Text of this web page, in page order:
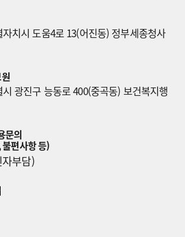
치시 도움4로 13(어진동) 정부세종청사
광진구 능동로 400(중곡동) 보건복지행
문의
편사항 등)
부담)